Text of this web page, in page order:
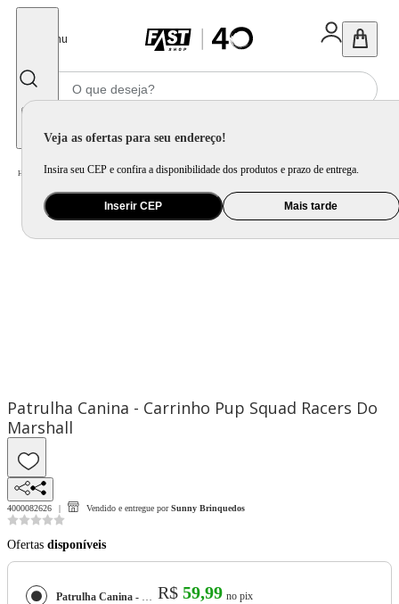
Menu
Veja as ofertas para seu endereço!
Insira seu CEP e confira a disponibilidade dos produtos e prazo de entrega.
Inserir CEP Mais tarde
Home Brinquedo e Colecionável / Carrinho, Pista e Autorama
Patrulha Canina - Carrinho Pup Squad Racers Do
Marshall
4000082626 Vendido e entregue por Sunny Brinquedos
Ofertas disponíveis
Patrulha Canina - Carrinho Pup Squad Racers Do Marshall R$ 59,99 no pix